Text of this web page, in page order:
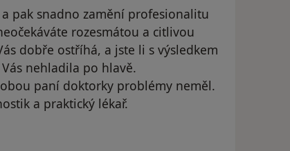
pak snadno zamění profesionalitu
rozesmátou a citlivou
dobře ostříhá, a jste li s výsledkem
nehladila po hlavě.
paní doktorky problémy neměl.
a praktický lékař.